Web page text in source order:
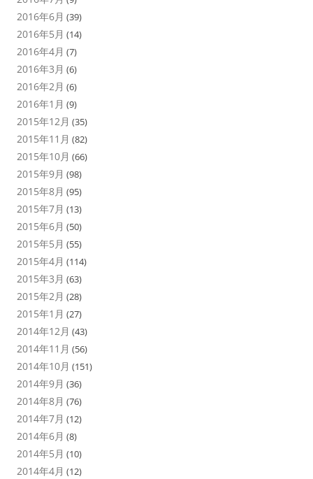
2016年6月 (39)
2016年5月 (14)
2016年4月 (7)
2016年3月 (6)
2016年2月 (6)
2016年1月 (9)
2015年12月 (35)
2015年11月 (82)
2015年10月 (66)
2015年9月 (98)
2015年8月 (95)
2015年7月 (13)
2015年6月 (50)
2015年5月 (55)
2015年4月 (114)
2015年3月 (63)
2015年2月 (28)
2015年1月 (27)
2014年12月 (43)
2014年11月 (56)
2014年10月 (151)
2014年9月 (36)
2014年8月 (76)
2014年7月 (12)
2014年6月 (8)
2014年5月 (10)
2014年4月 (12)